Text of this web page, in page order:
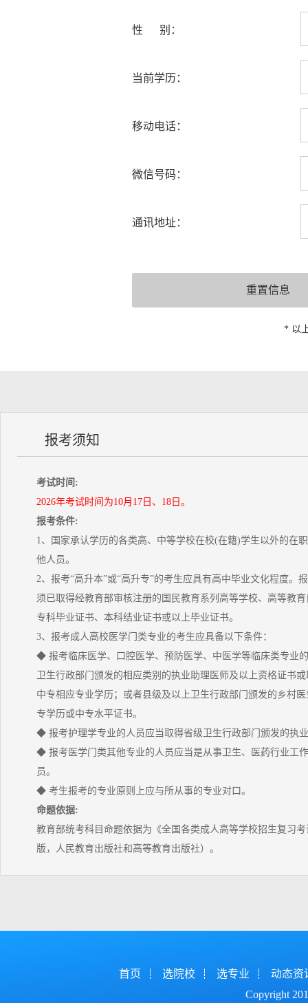
性 别：
当前学历：
移动电话：
微信号码：
通讯地址：
* 以
报考须知
考试时间:
2026年考试时间为10月17日、18日。
报考条件:
1、国家承认学历的各类高、中等学校在校(在籍)学生以外的在
他人员。
2、报考“高升本”或“高升专”的考生应具有高中毕业文化程度。
须已取得经教育部审核注册的国民教育系列高等学校、高等教
专科毕业证书、本科结业证书或以上毕业证书。
3、报考成人高校医学门类专业的考生应具备以下条件：
◆ 报考临床医学、口腔医学、预防医学、中医学等临床类专业
卫生行政部门颁发的相应类别的执业助理医师及以上资格证书
中专相应专业学历；或者县级及以上卫生行政部门颁发的乡村
专学历或中专水平证书。
◆ 报考护理学专业的人员应当取得省级卫生行政部门颁发的执
◆ 报考医学门类其他专业的人员应当是从事卫生、医药行业工
员。
◆ 考生报考的专业原则上应与所从事的专业对口。
命题依据:
教育部统考科目命题依据为《全国各类成人高等学校招生复习考
版，人民教育出版社和高等教育出版社）。
首页 选院校 选专业
动态资
Copyright